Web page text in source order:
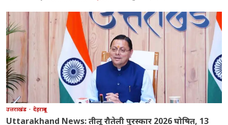
उत्तराखंड देहरादून
Uttarakhand News: तीलू रौतेली पुरस्कार 2026 घोषित, 13